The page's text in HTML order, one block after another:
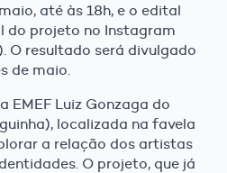
até às 18h, e o edital
do projeto no Instagram
O resultado será divulgado
de maio.
EMEF Luiz Gonzaga do
localizada na favela
a relação dos artistas
O projeto, que já